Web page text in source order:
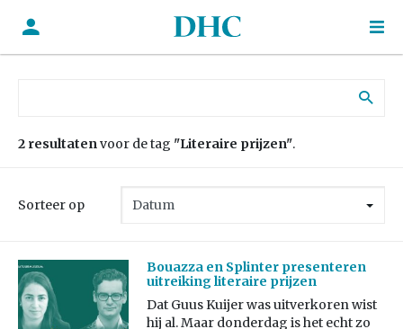
2 resultatenvoor de tag "Literaire prijzen".
Sorteer op
Bouazza en Splinter presenteren
uitreiking literaire prijzen
Dat Guus Kuijer was uitverkoren wist
hij al. Maar donderdag is het echt zo